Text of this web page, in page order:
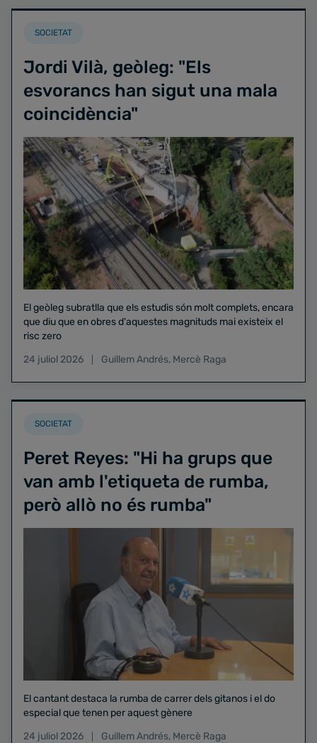
SOCIETAT
Jordi Vilà, geòleg: "Els
esvorancs han sigut una mala
coincidència"
El geòleg subratlla que els estudis són molt complets, encara
que diu que en obres d'aquestes magnituds mai existeix el
risc zero
24 juliol 2026
Guillem Andrés, Mercè Raga
SOCIETAT
Peret Reyes: "Hi ha grups que
van amb l'etiqueta de rumba,
però allò no és rumba"
El cantant destaca la rumba de carrer dels gitanos i el do
especial que tenen per aquest gènere
24 juliol 2026
Guillem Andrés, Mercè Raga